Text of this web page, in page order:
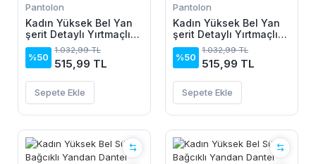
Pantolon
Kadın Yüksek Bel Yan
şerit Detaylı Yırtmaçlı
Viskon Iki Iplik
Pantolon
%50
1.032,99 TL
515,99 TL
Sepete Ekle
Pantolon
Kadın Yüksek Bel Yan
şerit Detaylı Yırtmaçlı
Viskon Iki Iplik
Pantolon
%50
1.032,99 TL
515,99 TL
Sepete Ekle